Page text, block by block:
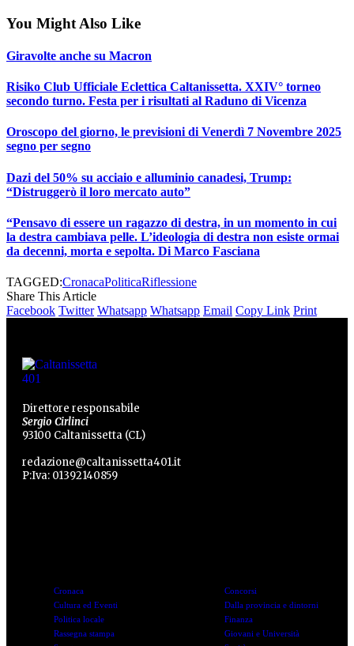
You Might Also Like
Giravolte anche su Macron
Risiko Club Ufficiale Eclettica Caltanissetta. XXIV° torneo
secondo turno. Festa per i risultati al Raduno di Vicenza
Oroscopo del giorno, le previsioni di Venerdì 7 Novembre 2025
segno per segno
Dazi del 50% su acciaio e alluminio canadesi, Trump:
“Distruggerò il loro mercato auto”
“Pensavo di essere un ragazzo di destra, in un momento in cui
la destra cambiava pelle. L’ideologia di destra non esiste ormai
da decenni, morta e sepolta. Di Marco Fasciana
TAGGED:CronacaPoliticaRiflessione
Share This Article
Facebook Twitter Whatsapp Whatsapp Email Copy Link Print
Direttore responsabile
Sergio Cirlinci
93100 Caltanissetta (CL)
redazione@caltanissetta401.it
P:Iva: 01392140859
Cronaca
Cultura ed Eventi
Politica locale
Rassegna stampa
Concorsi
Dalla provincia e dintorni
Finanza
Giovani e Università